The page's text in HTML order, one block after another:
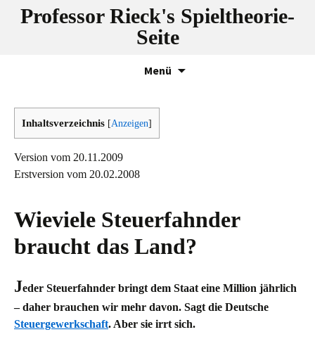
Professor Rieck's Spieltheorie-
Seite
Menü
Inhaltsverzeichnis [Anzeigen]
Version vom 20.11.2009
Erstversion vom 20.02.2008
Wieviele Steuerfahnder
braucht das Land?
Jeder Steuerfahnder bringt dem Staat eine Million jährlich
– daher brauchen wir mehr davon. Sagt die Deutsche
Steuergewerkschaft. Aber sie irrt sich.